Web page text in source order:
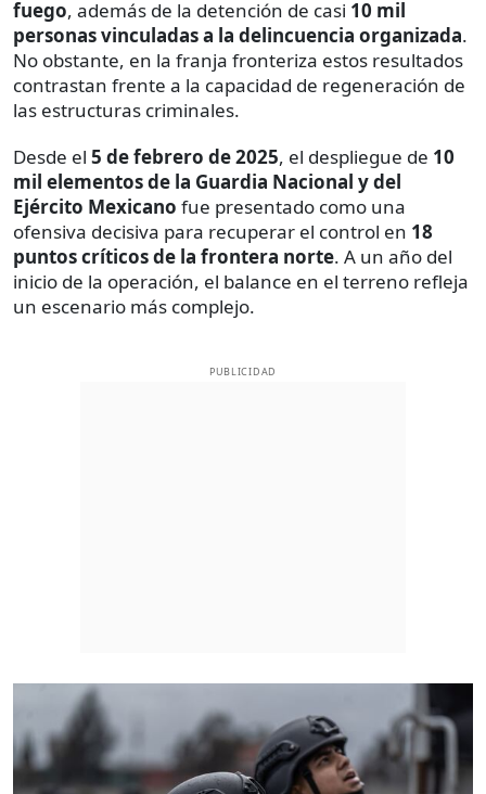
fuego, además de la detención de casi 10 mil
personas vinculadas a la delincuencia organizada.
No obstante, en la franja fronteriza estos resultados
contrastan frente a la capacidad de regeneración de
las estructuras criminales.
Desde el 5 de febrero de 2025, el despliegue de 10
mil elementos de la Guardia Nacional y del
Ejército Mexicano fue presentado como una
ofensiva decisiva para recuperar el control en 18
puntos críticos de la frontera norte. A un año del
inicio de la operación, el balance en el terreno refleja
un escenario más complejo.
PUBLICIDAD